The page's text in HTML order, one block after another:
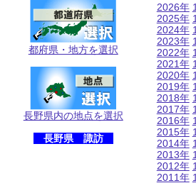
都府県・地方を選択
長野県内の地点を選択
長野県 諏訪
2026年
2025年
2024年
2023年
2022年
2021年
2020年
2019年
2018年
2017年
2016年
2015年
2014年
2013年
2012年
2011年